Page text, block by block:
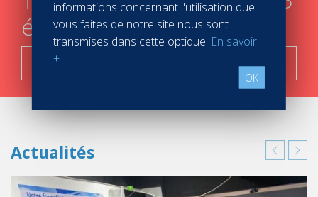
étapes
Actualités
informations concernant l'utilisation que
vous faites de notre site nous sont
transmises dans cette optique. En savoir
+
OK